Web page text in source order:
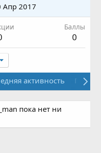
Апр 2017
Баллы
0
активность
пока нет ни